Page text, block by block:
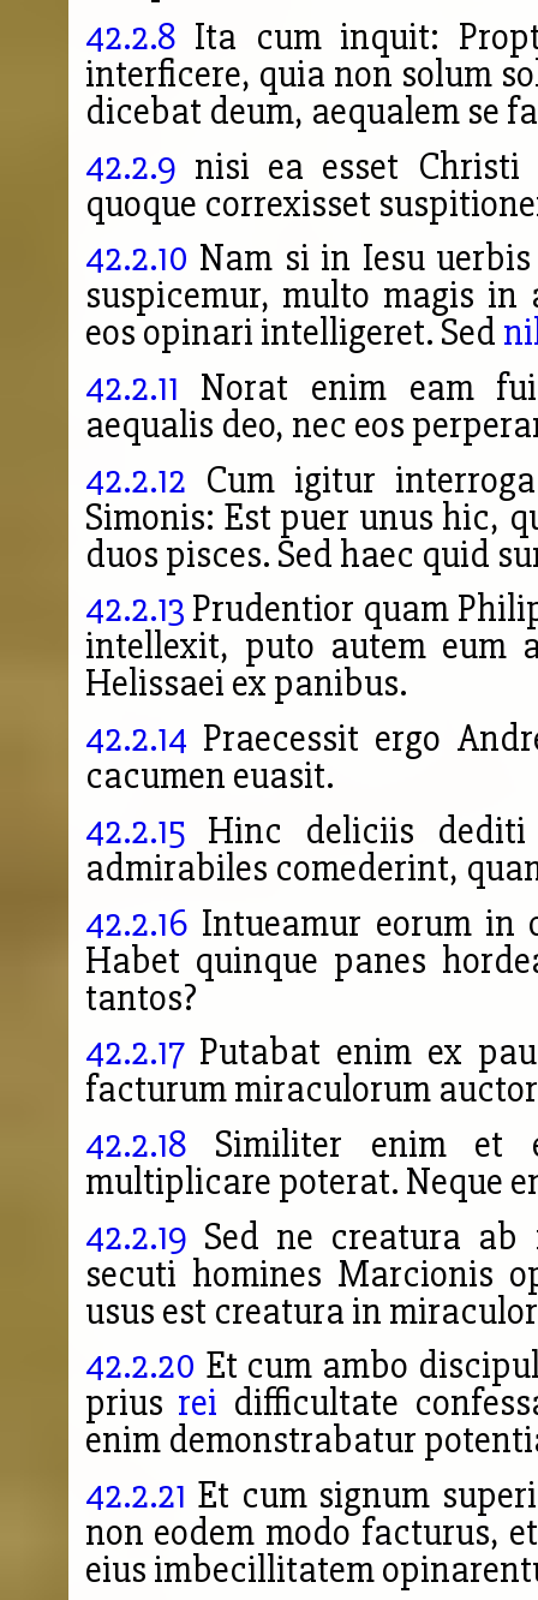
42.2.8 Ita cum inquit:
interficere, quia non solum
dicebat deum, aequalem se
42.2.9 nisi ea esset Christi
quoque correxisset
42.2.10 Nam si in Iesu
suspicemur, multo magis
eos opinari intelligeret. Sed
42.2.11 Norat enim eam
aequalis deo, nec eos
42.2.12 Cum igitur
Simonis: Est puer unus hic,
duos pisces. Sed haec quid
42.2.13 Prudentior quam
intellexit, puto autem eum
Helissaei ex panibus.
42.2.14 Praecessit ergo
cacumen euasit.
42.2.15 Hinc deliciis
admirabiles comederint,
42.2.16 Intueamur eorum in
Habet quinque panes
tantos?
42.2.17Putabat enim ex
facturum miraculorum
42.2.18 Similiter enim et
multiplicare poterat. Neque
42.2.19 Sed ne creatura
secuti homines Marcionis
usus est creatura in
42.2.20 Et cum ambo
prius rei difficultate
enim demonstrabatur
42.2.21 Et cum signum
non eodem modo facturus,
eius imbecillitatem